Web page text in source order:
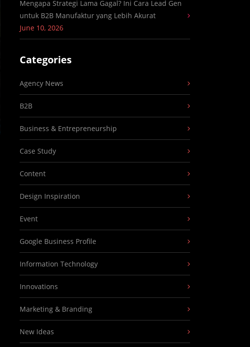
Mengapa Strategi Lama Gagal? Ini Cara Lead Gen
untuk B2B Manufaktur yang Lebih Akurat
June 10, 2026
Categories
Agency News
B2B
Business & Entrepreneurship
Case Study
Content
Design Inspiration
Event
Google Business Profile
Information Technology
Innovations
Marketing & Branding
New Ideas